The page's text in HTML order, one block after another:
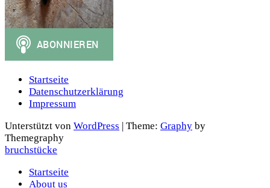
Startseite
Datenschutzerklärung
Impressum
Unterstützt von WordPress | Theme: Graphy by
Themegraphy
bruchstücke
Startseite
About us